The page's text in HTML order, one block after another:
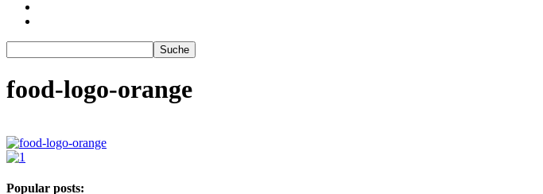
food-logo-orange
Popular posts: